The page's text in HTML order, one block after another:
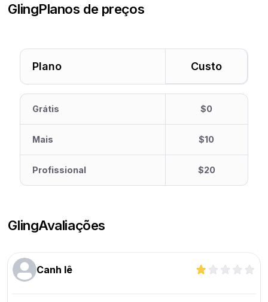
GlingPlanos de preços
Plano Custo
Grátis $0
Mais $10
Profissional $20
GlingAvaliações
Canh lê